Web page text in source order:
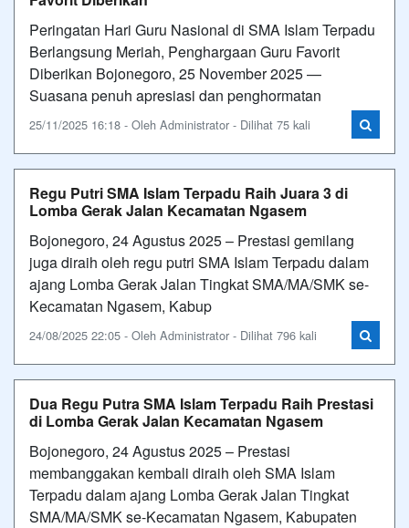
Peringatan Hari Guru Nasional di SMA Islam Terpadu
Berlangsung Meriah, Penghargaan Guru Favorit
Diberikan Bojonegoro, 25 November 2025 —
Suasana penuh apresiasi dan penghormatan
25/11/2025 16:18 - Oleh Administrator - Dilihat 75 kali
Regu Putri SMA Islam Terpadu Raih Juara 3 di
Lomba Gerak Jalan Kecamatan Ngasem
Bojonegoro, 24 Agustus 2025 – Prestasi gemilang
juga diraih oleh regu putri SMA Islam Terpadu dalam
ajang Lomba Gerak Jalan Tingkat SMA/MA/SMK se-
Kecamatan Ngasem, Kabup
24/08/2025 22:05 - Oleh Administrator - Dilihat 796 kali
Dua Regu Putra SMA Islam Terpadu Raih Prestasi
di Lomba Gerak Jalan Kecamatan Ngasem
Bojonegoro, 24 Agustus 2025 – Prestasi
membanggakan kembali diraih oleh SMA Islam
Terpadu dalam ajang Lomba Gerak Jalan Tingkat
SMA/MA/SMK se-Kecamatan Ngasem, Kabupaten